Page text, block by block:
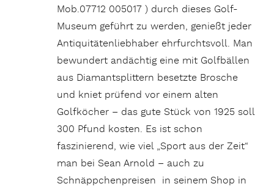
Mob.07712 005017 ) durch dieses Golf-
Museum geführt zu werden, genießt jeder
Antiquitätenliebhaber ehrfurchtsvoll. Man
bewundert andächtig eine mit Golfbällen
aus Diamantsplittern besetzte Brosche
und kniet prüfend vor einem alten
Golfköcher – das gute Stück von 1925 soll
300 Pfund kosten. Es ist schon
faszinierend, wie viel „Sport aus der Zeit“
man bei Sean Arnold – auch zu
Schnäppchenpreisen in seinem Shop in